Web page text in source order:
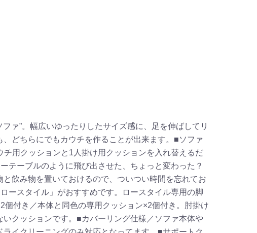
ァ”。幅広いゆったりしたサイズ感に、足を伸ばしてリ
どちらにでもカウチを作ることが出来ます。■ソファ
用クッションと1人掛け用クッションを入れ替えるだ
テーブルのように飛び出させた、ちょっと変わった？
飲み物を置いておけるので、ついつい時間を忘れてお
ースタイル」がおすすめです。ロースタイル専用の脚
付き／本体と同色の専用クッション×2個付き。肘掛け
クッションです。■カバーリング仕様／ソファ本体や